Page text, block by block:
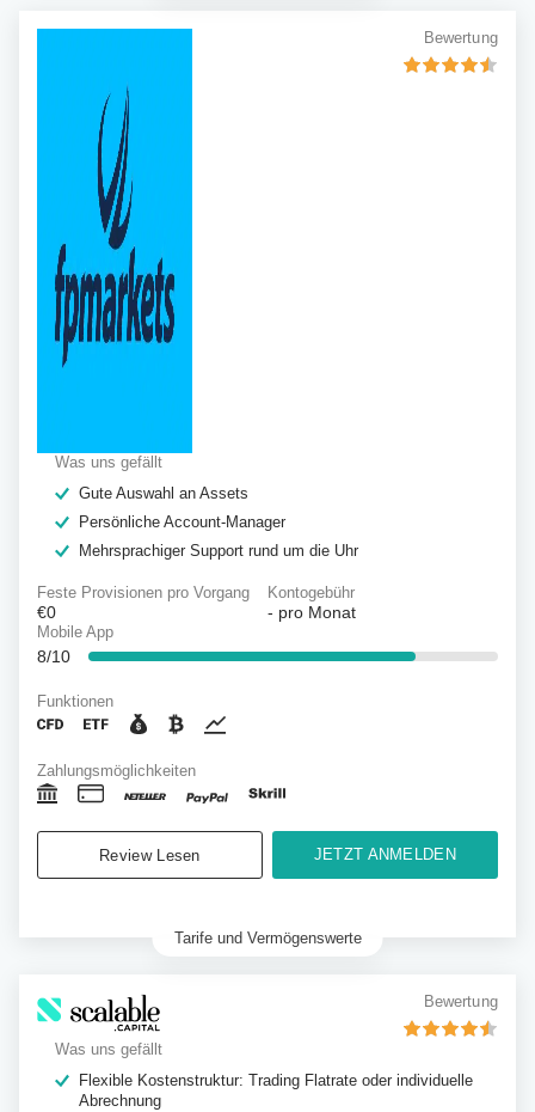
Bewertung
Was uns gefällt
Gute Auswahl an Assets
Persönliche Account-Manager
Mehrsprachiger Support rund um die Uhr
Feste Provisionen pro Vorgang
€0
Kontogebühr
- pro Monat
Mobile App
8/10
Funktionen
Zahlungsmöglichkeiten
Review Lesen JETZT ANMELDEN
Tarife und Vermögenswerte
Bewertung
Was uns gefällt
Flexible Kostenstruktur: Trading Flatrate oder individuelle
Abrechnung